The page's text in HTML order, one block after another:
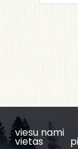
viesu nami
vietas